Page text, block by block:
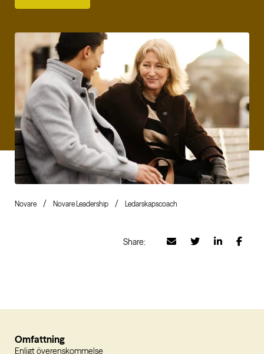
Novare Novare Leadership Ledarskapscoach
Share:
Omfattning
Enligt överenskommelse